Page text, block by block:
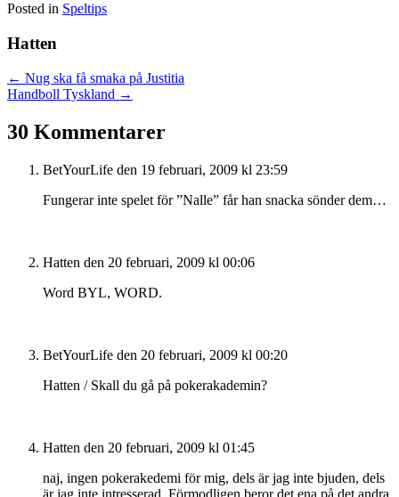
Posted in Speltips
Hatten
Posts
navigation
← Nug ska få smaka på Justitia
Handboll Tyskland →
30 Kommentarer
BetYourLife den 19 februari, 2009 kl 23:59
Fungerar inte spelet för ”Nalle” får han snacka sönder dem…
Hatten den 20 februari, 2009 kl 00:06
Word BYL, WORD.
BetYourLife den 20 februari, 2009 kl 00:20
Hatten / Skall du gå på pokerakademin?
Hatten den 20 februari, 2009 kl 01:45
naj, ingen pokerakedemi för mig, dels är jag inte bjuden, dels
är jag inte intresserad. Förmodligen beror det ena på det andra